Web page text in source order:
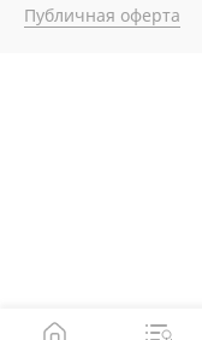
Публичная оферта